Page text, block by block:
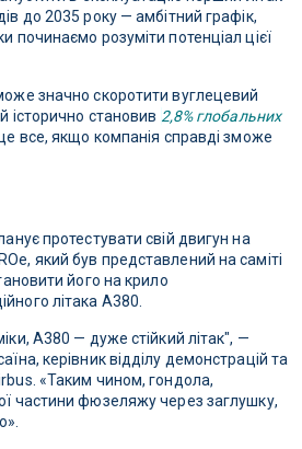
до 2035 року — амбітний графік,
починаємо розуміти потенціал цієї
значно скоротити вуглецевий
історично становив 2,8% глобальних
все, якщо компанія справді зможе
протестувати свій двигун на
який був представлений на саміті
його на крило
літака A380.
A380 — дуже стійкий літак", —
керівник відділу демонстрацій та
«Таким чином, гондола,
частини фюзеляжу через заглушку,